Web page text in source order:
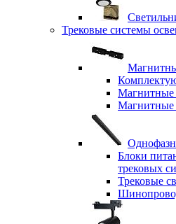
Трековые системы
Магнитные
Блоки
трековых
Трековые